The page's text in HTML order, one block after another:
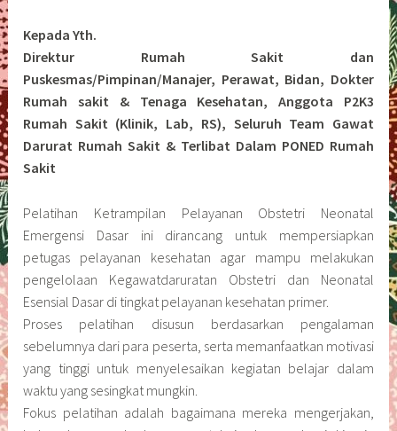
Kepada Yth.
Direktur Rumah Sakit dan
Puskesmas/Pimpinan/Manajer, Perawat, Bidan, Dokter
Rumah sakit & Tenaga Kesehatan, Anggota P2K3
Rumah Sakit (Klinik, Lab, RS), Seluruh Team Gawat
Darurat Rumah Sakit & Terlibat Dalam PONED Rumah
Sakit
Pelatihan Ketrampilan Pelayanan Obstetri Neonatal
Emergensi Dasar ini dirancang untuk mempersiapkan
petugas pelayanan kesehatan agar mampu melakukan
pengelolaan Kegawatdaruratan Obstetri dan Neonatal
Esensial Dasar di tingkat pelayanan kesehatan primer.
Proses pelatihan disusun berdasarkan pengalaman
sebelumnya dari para peserta, serta memanfaatkan motivasi
yang tinggi untuk menyelesaikan kegiatan belajar dalam
waktu yang sesingkat mungkin.
Fokus pelatihan adalah bagaimana mereka mengerjakan,